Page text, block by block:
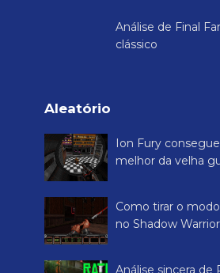
Análise de Final
clássico
Aleatório
Ion Fury
melhor da velha
Como tirar o
no Shadow
Análise sincera de